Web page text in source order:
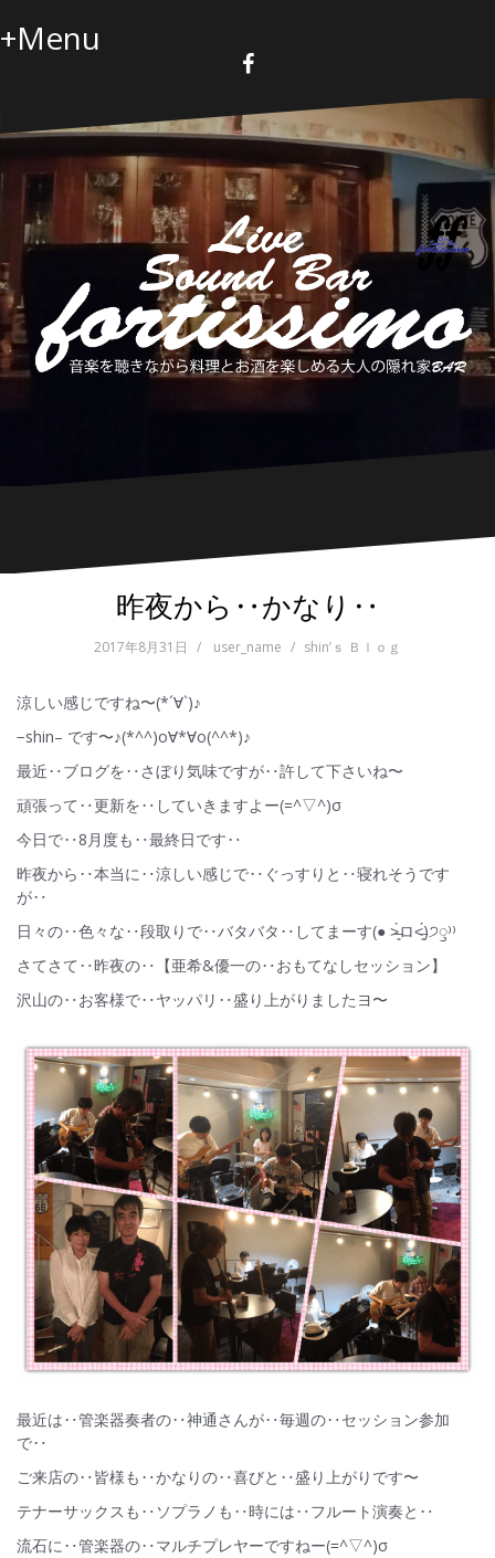
ン
へ
キ
+Menu
c
e
b
o
o
k
昨夜から‥かなり‥
2017年8月31日 user_name shin’ｓ Ｂｌｏｇ
涼しい感じですね〜(*´∀`)♪
−shin– です〜♪(*^^)o∀*∀o(^^*)♪
最近‥ブログを‥さぼり気味ですが‥許して下さいね〜
頑張って‥更新を‥していきますよー(=^▽^)σ
今日で‥8月度も‥最終日です‥
昨夜から‥本当に‥涼しい感じで‥ぐっすりと‥寝れそうです
が‥
日々の‥色々な‥段取りで‥バタバタ‥してまーす(● ˃̶͈̀ロ˂̶͈́)੭ꠥ⁾⁾
さてさて‥昨夜の‥【亜希&優一の‥おもてなしセッション】
沢山の‥お客様で‥ヤッパリ‥盛り上がりましたヨ〜
最近は‥管楽器奏者の‥神通さんが‥毎週の‥セッション参加
で‥
ご来店の‥皆様も‥かなりの‥喜びと‥盛り上がりです〜
テナーサックスも‥ソプラノも‥時には‥フルート演奏と‥
流石に‥管楽器の‥マルチプレヤーですねー(=^▽^)σ